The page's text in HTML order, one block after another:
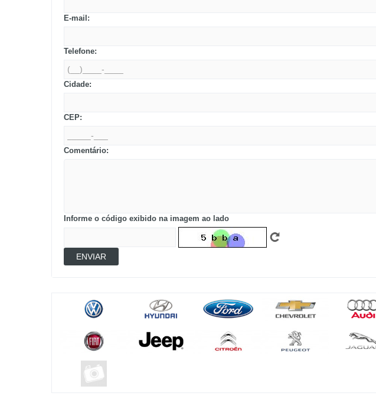
E-mail:
Telefone:
Cidade:
CEP:
Comentário:
Informe o código exibido na imagem ao lado
ENVIAR